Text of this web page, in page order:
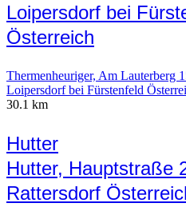
Loipersdorf bei
Österreich
Thermenheuriger, Am Lauterberg
Loipersdorf bei Fürstenfeld
30.1 km
Hutter
Hutter, Hauptstraße
Rattersdorf